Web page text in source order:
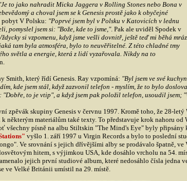
to jako nahradit Micka Jaggera v Rolling Stones nebo Bona v
a choval jsem se k Genesis prostě jako k obyčejné
V Polsku: "Poprvé jsem byl v Polsku v Katovicích v lednu
pomyslel jsem si: "Bože, kde to jsme,". Pak ale uviděl Spodek v
si vzpomenu, když jsme vešli dovnitř, ještě teď mi běhá mráz
tam byla atmosféra, bylo to neuvěřitelné. Z této chladné tmy
světla a energie, která z lidí vyzařovala. Nikdy na to
Smith, který řídí Genesis. Ray vzpomíná: "Byl jsem ve své
kde jsem stál, když zazvonil telefon - myslím, že to bylo
"Dobře, to je vtip", a když jsem pak položil telefon, usoudil jsem;
zpěvák skupiny Genesis v červnu 1997. Kromě toho, že 28-
některým materiálům také texty. To představuje krok nahoru
všechny písně na albu Stiltskin "The Mind's Eye" byly
vyšlo 1. září 1997 u Virgin Records a bylo to poslední
Ve srovnání s jejich dřívějšími alby se prodávalo špatně,
hitem, s výjimkou USA, kde dosáhlo vrcholu na 54.
jejich první studiové album, které nedosáhlo čísla jedna
ve Velké Británii umístil na 29. místě.